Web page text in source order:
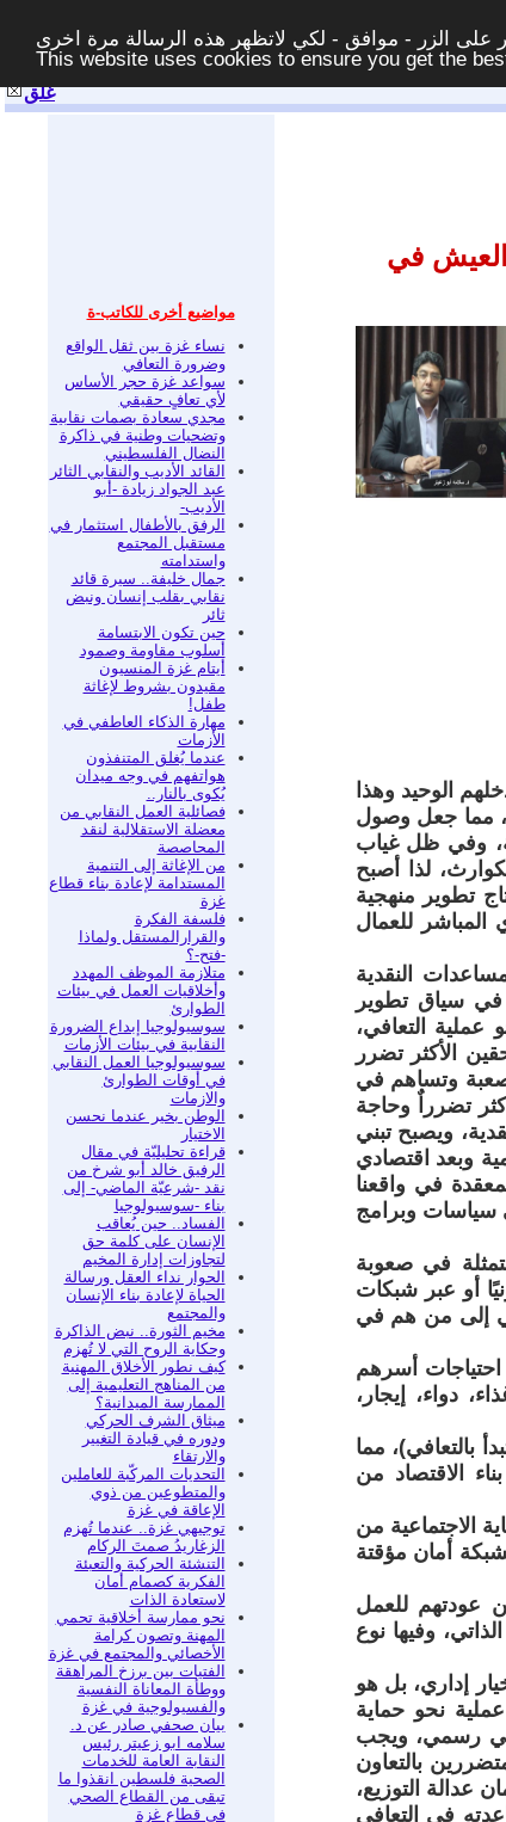
على الزر - موافق - لكي لاتظهر هذه الرسالة مرة اخرى -
This website uses cookies to ensure you get the
غلق
مواضيع أخرى للكاتب-ة
نساء غزة بين ثقل الواقع
وضرورة التعافي
سواعد غزة حجر الأساس
لأي تعافٍ حقيقي
مجدي سعادة بصمات نقابية
وتضحيات وطنية في ذاكرة
النضال الفلسطيني
القائد الأديب والنقابي الثائر
عبد الجواد زيادة -أبو
الأديب-
الرفق بالأطفال استثمار في
مستقبل المجتمع
واستدامته
جمال خليفة.. سيرة قائد
نقابي بقلب إنسان ونبض
ثائر
حين تكون الابتسامة
أسلوب مقاومة وصمود
أيتام غزة المنسيون
مقيدون بشروط لإغاثة
طفل!
مهارة الذكاء العاطفي في
الأزمات
عندما يُغلق المتنفذون
هواتفهم في وجه ميدان
يُكوى بالنار..
فصائلية العمل النقابي من
معضلة الاستقلالية لنقد
المحاصصة
من الإغاثة إلى التنمية
المستدامة لإعادة بناء قطاع
غزة
فلسفة الفكرة
والقرارالمستقل ولماذا
-فتح-؟
متلازمة الموظف المهدد
وأخلاقيات العمل في بيئات
الطوارئ
سوسيولوجيا إبداع الضرورة
النقابية في بيئات الأزمات
سوسيولوجيا العمل النقابي
في أوقات الطوارئ
والازمات
الوطن بخير عندما نحسن
الاختيار
قراءة تحليليّة في مقال
الرفيق خالد أبو شرخ من
نقد -شرعيّة الماضي- إلى
بناء -سوسيولوجيا
الفساد.. حين يُعاقب
الإنسان على كلمة حق
لتجاوزات إدارة المخيم
الحوار نداء العقل ورسالة
الحياة لإعادة بناء الإنسان
والمجتمع
مخيم الثورة.. نبض الذاكرة
وحكاية الروح التي لا تُهزم
كيف نطور الأخلاق المهنية
من المناهج التعليمية إلى
الممارسة الميدانية؟
ميثاق الشرف الحركي
ودوره في قيادة التغيير
والارتقاء
التحديات المركّبة للعاملين
والمتطوعين من ذوي
الإعاقة في غزة
توجيهي غزة.. عندما تُهزم
الزغاريدُ صمتَ الركام
التنشئة الحركية والتعبئة
الفكرية كصمام أمان
لاستعادة الذات
نحو ممارسة أخلاقية تحمي
المهنة وتصون كرامة
الأخصائي والمجتمع في غزة
الفتيات بين برزخ المراهقة
ووطأة المعاناة النفسية
والفسيولوجية في غزة
بيان صحفي صادر عن د.
سلامه ابو زعيتر رئيس
النقابة العامة للخدمات
الصحية فلسطين انقذوا ما
تبقى من القطاع الصحي
في قطاع غزة
العيش في
الوحيد وهذا
مما جعل وصول
وفي ظل غياب
لذا أصبح
تطوير منهجية
المباشر للعمال
النقدية
في سياق تطوير
عملية التعافي،
الأكثر تضرر
وتساهم في
تضرراٌ وحاجة
ويصبح تبني
وبعد اقتصادي
في واقعنا
سياسات وبرامج
في صعوبة
أو عبر شبكات
إلى من هم في
احتياجات أسرهم
دواء، إيجار،
بالتعافي)، مما
الاقتصاد من
الاجتماعية من
أمان مؤقتة
عودتهم للعمل
وفيها نوع
إداري، بل هو
نحو حماية
رسمي، ويجب
بالتعاون
عدالة التوزيع،
في التعافي